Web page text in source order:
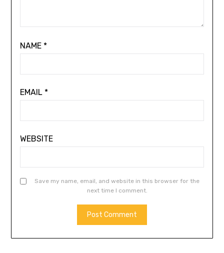
NAME *
EMAIL *
WEBSITE
Save my name, email, and website in this browser for the
next time I comment.